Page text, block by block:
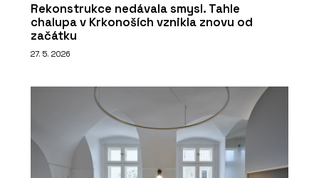
Rekonstrukce nedávala smysl. Tahle
chalupa v Krkonoších vznikla znovu od
začátku
27. 5. 2026